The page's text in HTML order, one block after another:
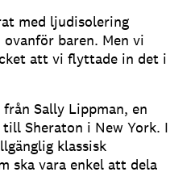
med ljudisolering
baren. Men vi
att vi flyttade in det i
Sally Lippman, en
Sheraton i New York. I
klassisk
ska vara enkel att dela